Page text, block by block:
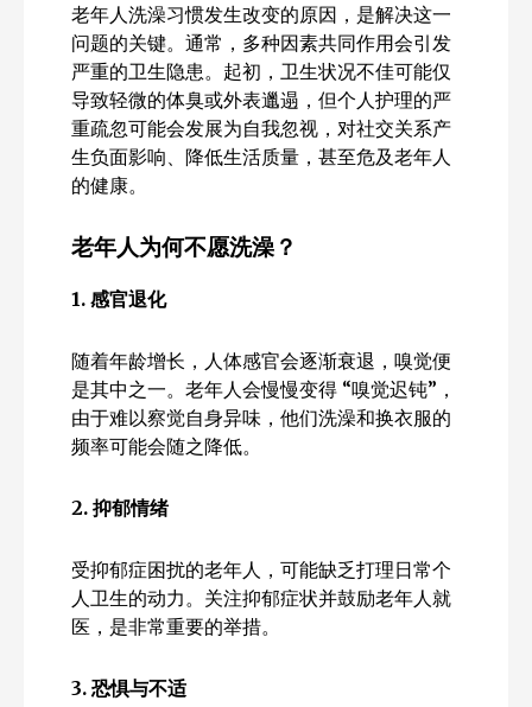
老年人洗澡习惯发生改变的原因，是解决这一
问题的关键。通常，多种因素共同作用会引发
严重的卫生隐患。起初，卫生状况不佳可能仅
导致轻微的体臭或外表邋遢，但个人护理的严
重疏忽可能会发展为自我忽视，对社交关系产
生负面影响、降低生活质量，甚至危及老年人
的健康。
老年人为何不愿洗澡？
1. 感官退化
随着年龄增长，人体感官会逐渐衰退，嗅觉便
是其中之一。老年人会慢慢变得 “嗅觉迟钝”，
由于难以察觉自身异味，他们洗澡和换衣服的
频率可能会随之降低。
2. 抑郁情绪
受抑郁症困扰的老年人，可能缺乏打理日常个
人卫生的动力。关注抑郁症状并鼓励老年人就
医，是非常重要的举措。
3. 恐惧与不适